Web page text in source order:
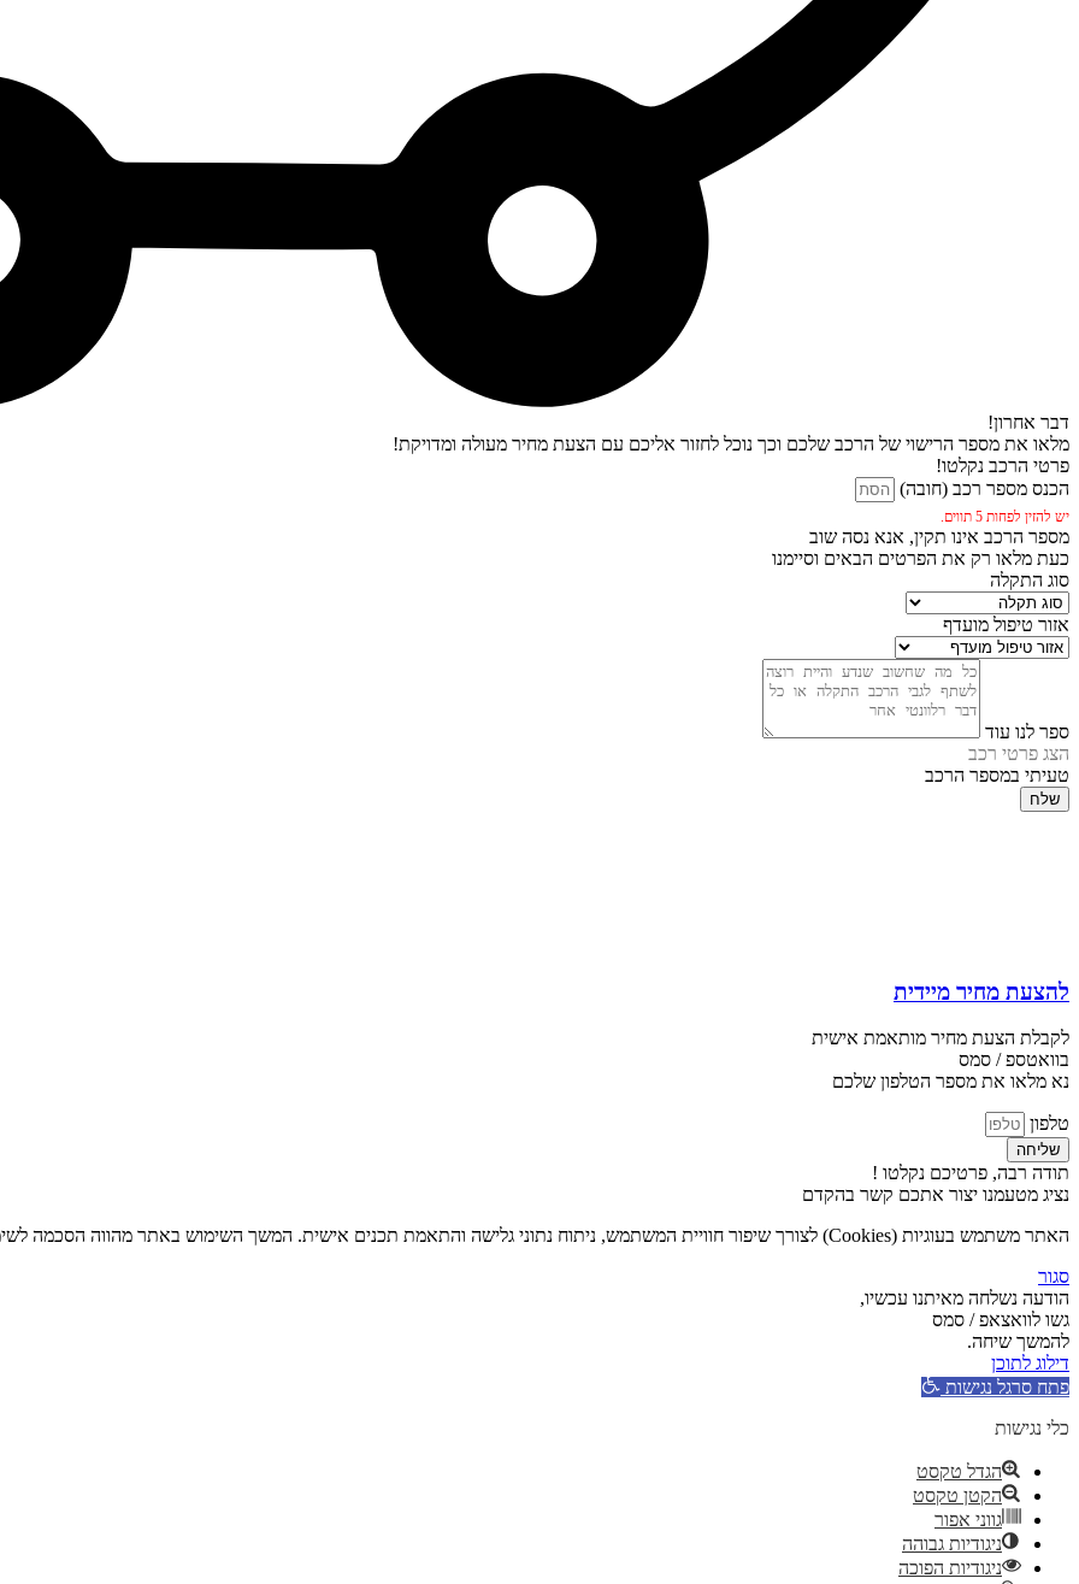
דבר אחרון!
מלאו את מספר הרישוי של הרכב שלכם וכך נוכל לחזור אליכם עם הצעת מחיר מעולה ומדויקת!
פרטי הרכב נקלטו!
הכנס מספר רכב (חובה)
יש להזין לפחות 5 תווים.
מספר הרכב אינו תקין, אנא נסה שוב
כעת מלאו רק את הפרטים הבאים וסיימנו
סוג התקלה
אזור טיפול מועדף
ספר לנו עוד
הצג פרטי רכב
טעיתי במספר הרכב
שלח
להצעת מחיר מיידית
לקבלת הצעת מחיר מותאמת אישית
בוואטספ / סמס
נא מלאו את מספר הטלפון שלכם
טלפון
שליחה
תודה רבה, פרטיכם נקלטו !
נציג מטעמנו יצור אתכם קשר בהקדם
האתר משתמש בעוגיות (Cookies) לצורך שיפור חוויית המשתמש, ניתוח נתוני גלישה והתאמת תכנים אישית. המשך השימוש באתר מהווה הסכמה לשימוש בעוגיות בהתאם ל
סגור
הודעה נשלחה מאיתנו עכשיו,
גשו לוואצאפ / סמס
להמשך שיחה.
דילוג לתוכן
פתח סרגל נגישות
כלי נגישות
הגדל טקסט
הקטן טקסט
גווני אפור
ניגודיות גבוהה
ניגודיות הפוכה